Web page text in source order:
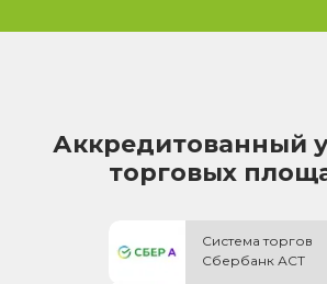
Аккредитованный
торговых
Система торгов
Сбербанк АСТ